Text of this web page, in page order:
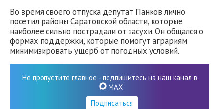
Во время своего отпуска депутат Панков лично
посетил районы Саратовской области, которые
наиболее сильно пострадали от засухи. Он общался о
формах поддержки, которые помогут аграриям
минимизировать ущерб от погодных условий.
Не пропустите главное - подпишитесь на наш канал в
MAX
Подписаться